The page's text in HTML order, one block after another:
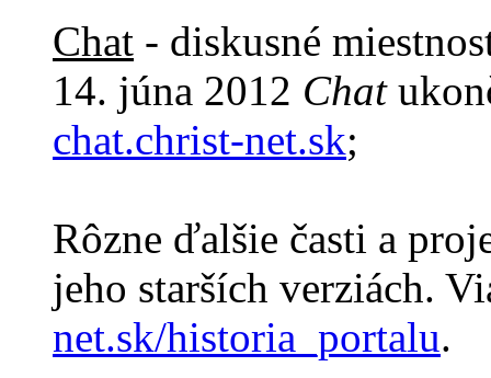
Chat - diskusné
14. júna 2012 Chat
chat.christ-net.sk;
Rôzne ďalšie časti a
jeho starších verziách.
net.sk/historia_portalu.